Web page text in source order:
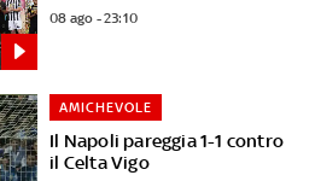
08 ago - 23:10
Il Napoli pareggia 1-1 contro
il Celta Vigo
AMICHEVOLE